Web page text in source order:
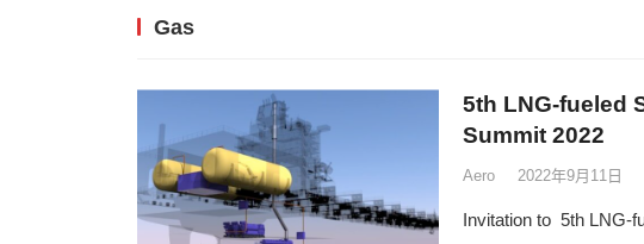
Gas
5th LNG-fueled
Summit 2022
Aero 2022年9月11日
Invitation to 5th LNG-